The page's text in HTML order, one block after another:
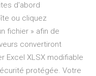
d'abord
ou cliquez
fichier » afin de
convertiront
Excel XLSX modifiable
protégée. Votre